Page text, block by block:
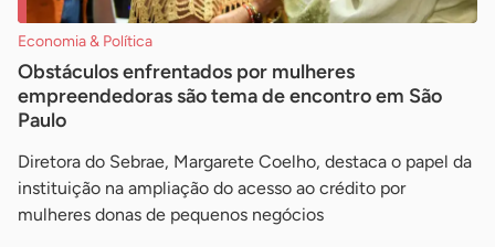
Economia & Política
Obstáculos enfrentados por mulheres
empreendedoras são tema de encontro em São
Paulo
Diretora do Sebrae, Margarete Coelho, destaca o papel da
instituição na ampliação do acesso ao crédito por
mulheres donas de pequenos negócios